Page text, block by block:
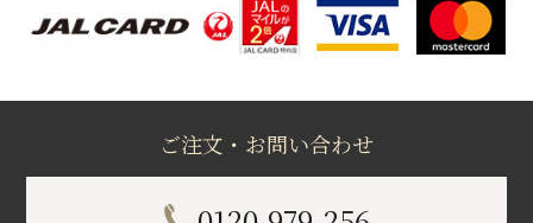
ご注文・お問い合わせ